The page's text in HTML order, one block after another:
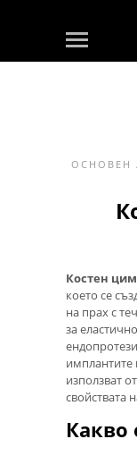
ОСНОВЕН
Костен
което се
на прах с
за
имплантите
използват
свойствата
Какво